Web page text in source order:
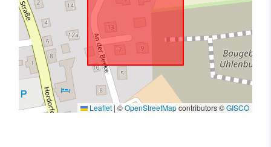
Leaflet | ©OpenStreetMapcontributors ©GISCO